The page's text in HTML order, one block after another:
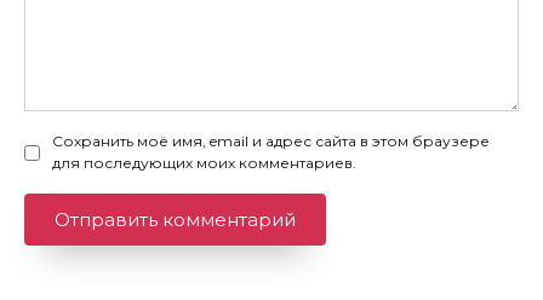
Сохранить моё имя, email и адрес сайта в этом браузере
для последующих моих комментариев.